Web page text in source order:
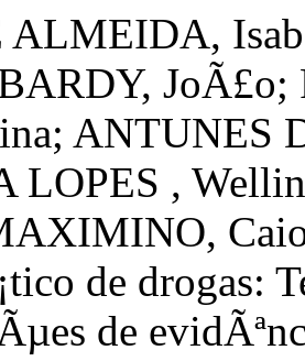
ALMEIDA,
JoÃ£o;
ANTUNES
LOPES ,
de drogas:
de